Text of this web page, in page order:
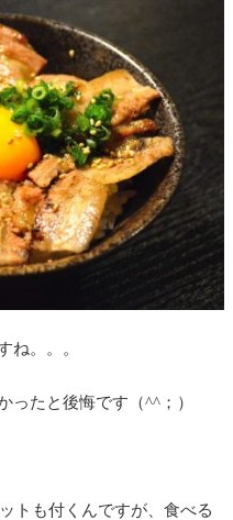
ね。。。
ったと後悔です（^^；）
トも付くんですが、食べる